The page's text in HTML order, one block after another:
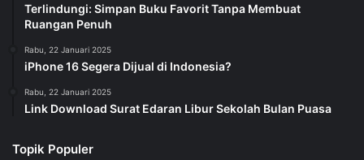
Terlindungi: Simpan Buku Favorit Tanpa Membuat
Ruangan Penuh
Rabu, 22 Januari 2025
iPhone 16 Segera Dijual di Indonesia?
Rabu, 22 Januari 2025
Link Download Surat Edaran Libur Sekolah Bulan Puasa
Topik Populer